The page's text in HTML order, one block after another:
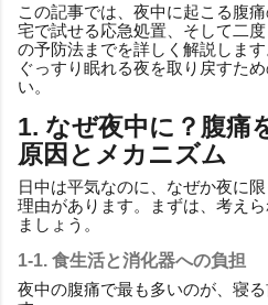
この記事では、夜中に起こる腹
宅で試せる応急処置、そして二
の予防法までを詳しく解説しま
ぐっすり眠れる夜を取り戻すた
い。
1. なぜ夜中に？腹痛
原因とメカニズム
日中は平気なのに、なぜか夜に
理由があります。まずは、考え
ましょう。
1-1. 食生活と消化器への負担
夜中の腹痛で最も多いのが、寝